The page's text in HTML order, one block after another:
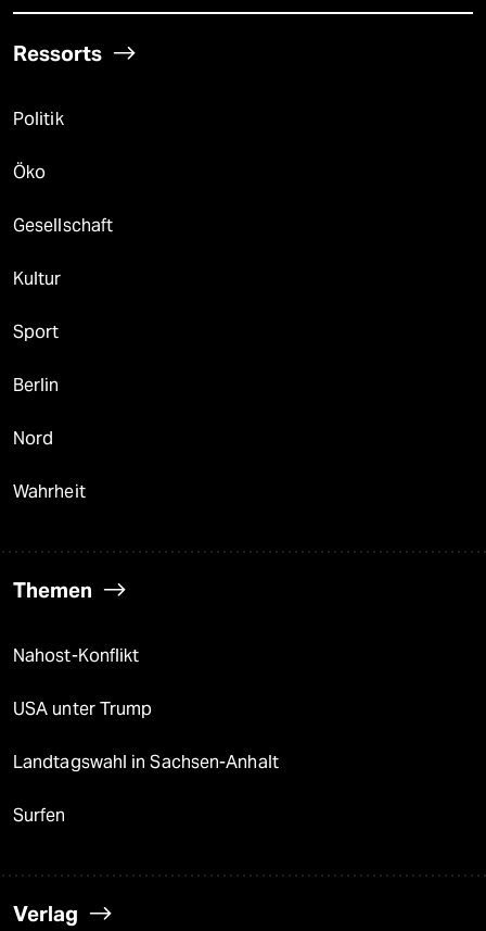
Ressorts
Politik
Öko
Gesellschaft
Kultur
Sport
Berlin
Nord
Wahrheit
Themen
Nahost-Konflikt
USA unter Trump
Landtagswahl in Sachsen-Anhalt
Surfen
Verlag